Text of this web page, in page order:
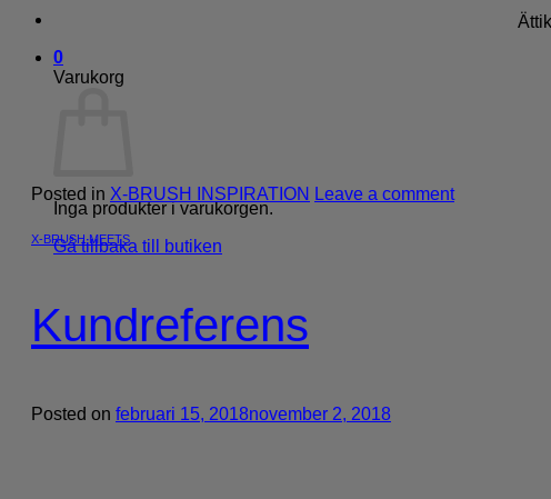
0
Varukorg
Inga produkter i varukorgen.
Gå tillbaka till butiken
Posted in X-BRUSH INSPIRATION Leave a comment
X-BRUSH MEETS
Kundreferens
Posted on februari 15, 2018november 2, 2018